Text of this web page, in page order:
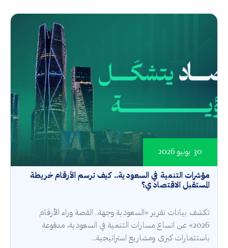
مؤشرات التنمية في السعودية.. كيف ترسم الأرقام خريطة
المستقبل الاقتصادي؟
30 يونيو 2026
تكشف بيانات تقرير «السعودية وجهة.. القصة وراء الأرقام
2026» عن اتساع مسارات التنمية في السعودية، مدفوعة
باستثمارات كبرى ومشاريع استراتيجية...